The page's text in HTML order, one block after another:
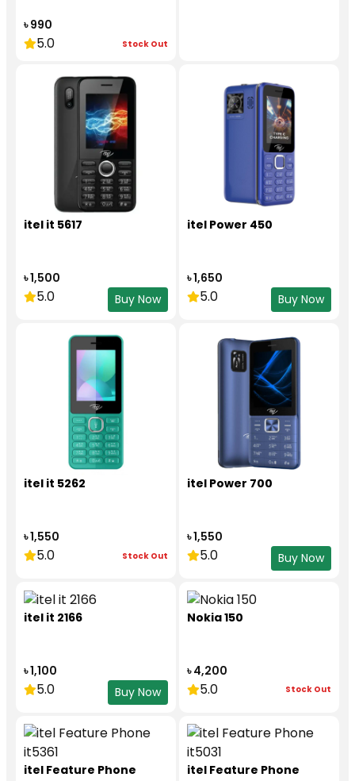
৳ 990
5.0 Stock Out
itel it 5617
৳ 1,500
5.0 Buy Now
itel Power 450
৳ 1,650
5.0 Buy Now
itel it 5262
৳ 1,550
5.0 Stock Out
itel Power 700
৳ 1,550
5.0 Buy Now
itel it 2166
৳ 1,100
5.0 Buy Now
Nokia 150
৳ 4,200
5.0 Stock Out
itel Feature Phone
itel Feature Phone